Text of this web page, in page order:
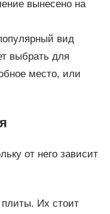
вынесено на
вид
выбрать для
место, или
от него зависит
Их стоит